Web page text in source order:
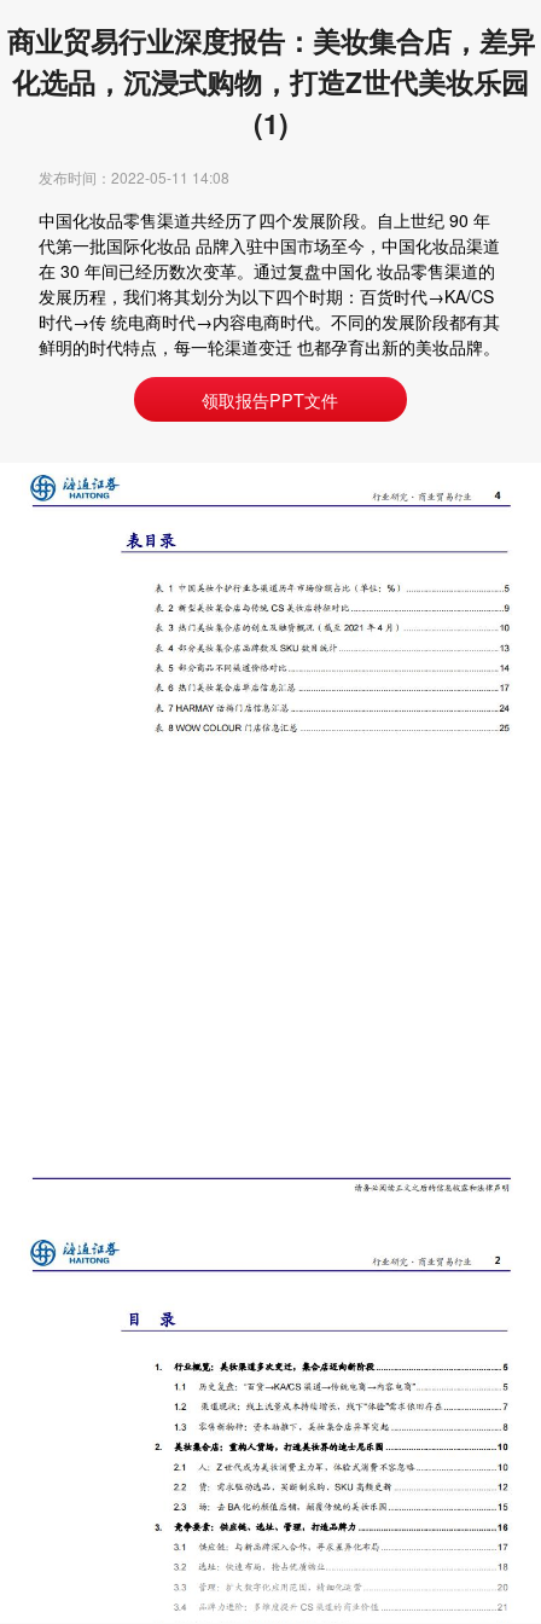
商业贸易行业深度报告：美妆集合店，差异
化选品，沉浸式购物，打造Z世代美妆乐园
(1)
发布时间：2022-05-11 14:08
中国化妆品零售渠道共经历了四个发展阶段。自上世纪 90 年
代第一批国际化妆品 品牌入驻中国市场至今，中国化妆品渠道
在 30 年间已经历数次变革。通过复盘中国化 妆品零售渠道的
发展历程，我们将其划分为以下四个时期：百货时代→KA/CS
时代→传 统电商时代→内容电商时代。不同的发展阶段都有其
鲜明的时代特点，每一轮渠道变迁 也都孕育出新的美妆品牌。
领取报告PPT文件